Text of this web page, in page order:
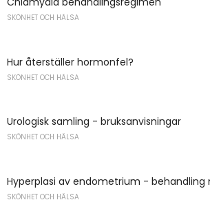
SKÖNHET OCH HÄLSA
Hur återställer hormonfel?
SKÖNHET OCH HÄLSA
Urologisk samling - bruksanvisningar
SKÖNHET OCH HÄLSA
Hyperplasi av endometrium -
SKÖNHET OCH HÄLSA